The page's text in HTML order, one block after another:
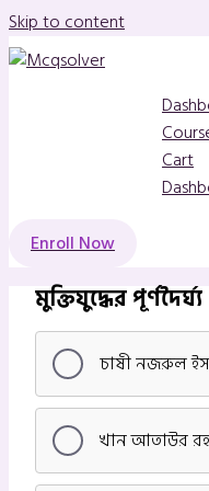
Skip to content
Cart
Enroll Now
মুক্তিযুদ্ধের
চাষী নজরুল
খান আতাউর